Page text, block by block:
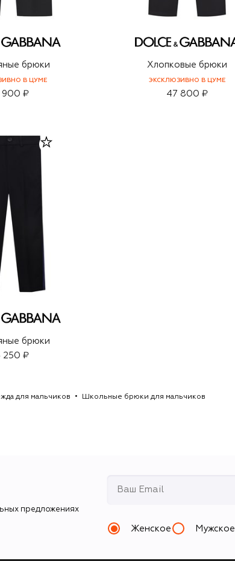
брюки
В ЦУМЕ
900 ₽
Хлопковые брюки
ЭКСКЛЮЗИВНО В ЦУМЕ
47 800 ₽
брюки
250 ₽
для мальчиков Школьные брюки для мальчиков
предложениях
Женское Мужское